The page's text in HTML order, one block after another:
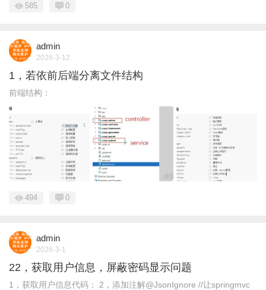
585 0
admin
2026-3-12
1，若依前后端分离文件结构
前端结构：
494 0
admin
2026-3-1
22，获取用户信息，屏蔽密码显示问题
1，获取用户信息代码： 2，添加注解@JsonIgnore //让springmvc